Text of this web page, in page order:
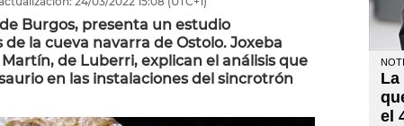
Burgos, presenta un estudio
la cueva navarra de Ostolo. Joxeba
de Luberri, explican el análisis que
en las instalaciones del sincrotrón
La
el